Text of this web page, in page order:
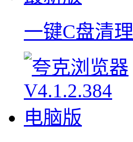
一键C盘清理